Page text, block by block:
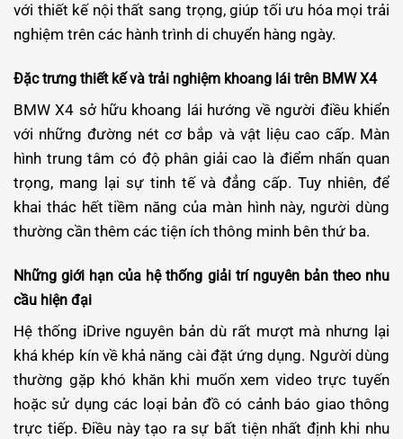
với thiết kế nội thất sang trọng, giúp tối ưu hóa mọi trải
nghiệm trên các hành trình di chuyển hàng ngày.
Đặc trưng thiết kế và trải nghiệm khoang lái trên BMW X4
BMW X4 sở hữu khoang lái hướng về người điều khiển
với những đường nét cơ bắp và vật liệu cao cấp. Màn
hình trung tâm có độ phân giải cao là điểm nhấn quan
trọng, mang lại sự tinh tế và đẳng cấp. Tuy nhiên, để
khai thác hết tiềm năng của màn hình này, người dùng
thường cần thêm các tiện ích thông minh bên thứ ba.
Những giới hạn của hệ thống giải trí nguyên bản theo nhu
cầu hiện đại
Hệ thống iDrive nguyên bản dù rất mượt mà nhưng lại
khá khép kín về khả năng cài đặt ứng dụng. Người dùng
thường gặp khó khăn khi muốn xem video trực tuyến
hoặc sử dụng các loại bản đồ có cảnh báo giao thông
trực tiếp. Điều này tạo ra sự bất tiện nhất định khi nhu